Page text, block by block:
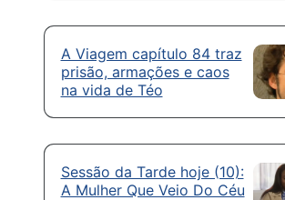
A Viagem capítulo 84 traz
prisão, armações e caos
na vida de Téo
Sessão da Tarde hoje (10):
A Mulher Que Veio Do Céu